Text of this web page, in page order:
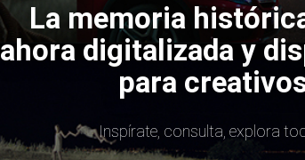
La memoria
ahora digitalizada y
para
Inspírate, consulta, explora